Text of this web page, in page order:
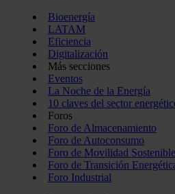
Bioenergía
LATAM
Eficiencia
Digitalización
Más secciones
Eventos
La Noche de la Energía
10 claves del sector
Foros
Foro de Almacenamiento
Foro de Autoconsumo
Foro de Movilidad Sostenible
Foro de Transición
Foro Industrial